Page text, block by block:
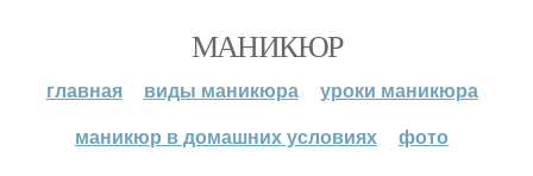
МАНИКЮР
главная виды маникюра
уроки маникюра
маникюр в домашних условиях
фото